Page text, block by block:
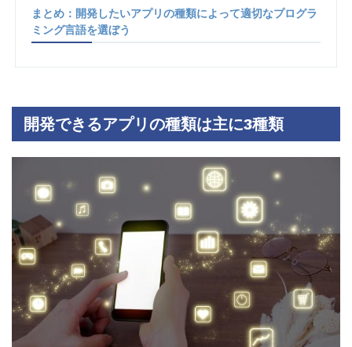
まとめ：開発したいアプリの種類によって適切なプログラ
ミング言語を選ぼう
開発できるアプリの種類は主に3種類